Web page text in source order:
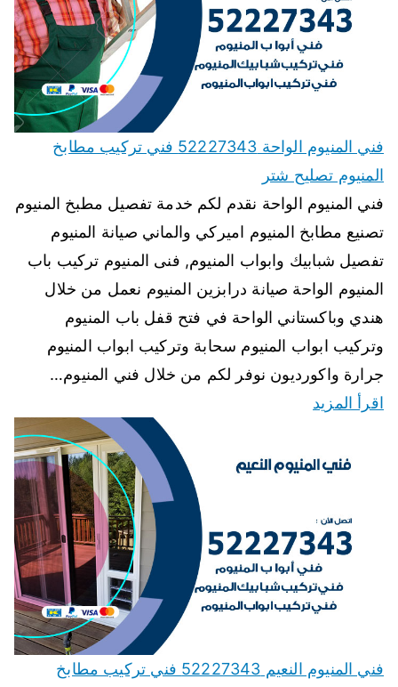
فني المنيوم الواحة 52227343 فني تركيب مطابخ
المنيوم تصليح شتر
فني المنيوم الواحة نقدم لكم خدمة تفصيل مطبخ المنيوم
تصنيع مطابخ المنيوم اميركي والماني صيانة المنيوم
تفصيل شبابيك وابواب المنيوم, فنى المنيوم تركيب باب
المنيوم الواحة صيانة درابزين المنيوم نعمل من خلال
هندي وباكستاني الواحة في فتح قفل باب المنيوم
وتركيب ابواب المنيوم سحابة وتركيب ابواب المنيوم
جرارة واكورديون نوفر لكم من خلال فني المنيوم…
اقرأ المزيد
فني المنيوم النعيم 52227343 فني تركيب مطابخ